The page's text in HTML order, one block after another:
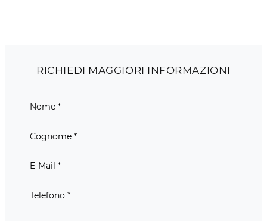
RICHIEDI MAGGIORI INFORMAZIONI